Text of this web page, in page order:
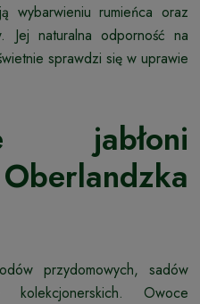
wybarwieniu rumieńca oraz
Jej naturalna odporność na
sprawdzi się w uprawie
jabłoni
przydomowych, sadów
Owoce